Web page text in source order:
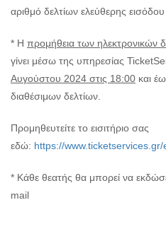
αριθμό δελτίων ελεύθερης
* Η προμήθεια των ηλεκτρονικών
γίνει μέσω της υπηρεσίας
Αυγούστου 2024 στις 18:00 και
διαθέσιμων δελτίων.
Προμηθευτείτε το εισιτήριο σας
εδώ: https://
* Κάθε θεατής θα μπορεί να
mail